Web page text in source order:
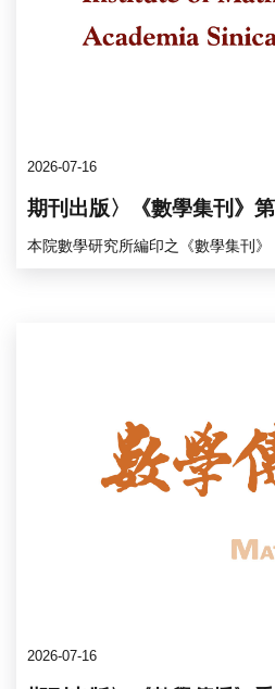
2026-07-16
期刊出版〉《數學集刊》
本院數學研究所編印之《數學集刊》
2026-07-16